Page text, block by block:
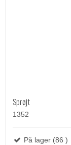
Sprøjt
1352
På lager (86 )